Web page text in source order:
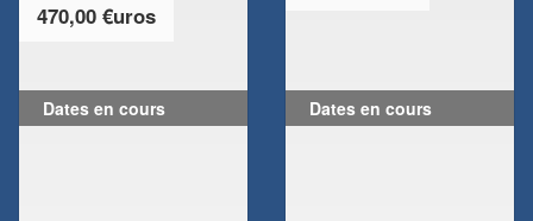
470,00 €uros
Dates en cours Dates en cours